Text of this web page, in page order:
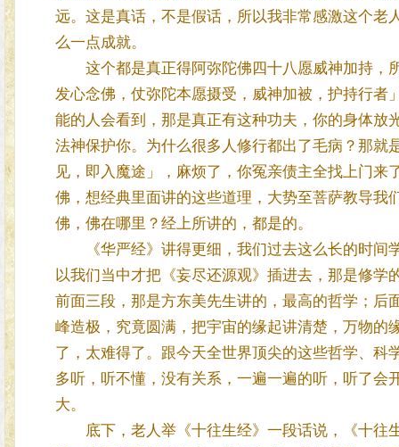
远。这是真话，不是假话，所以我非常感激这个老
么一点成就。
这个都是真正得阿弥陀佛四十八愿威神加持，
发心念佛，仗弥陀本愿摄受，威神加被，护持行者
能的人会看到，那是真正有这种功夫，你的身体放
法神保护你。为什么很多人修行都出了毛病？那就
见，即入魔途」，麻烦了，你冤亲债主全找上门
佛，想经典里面讲的这些道理，大势至菩萨教导我
佛，佛在哪里？经上所讲的，都是的。
《华严经》讲得更细，我们过去这么长的时间
以我们当中才把《妄尽还源观》插进去，那是修
前面三段，那是方东美先生讲的，最高的哲学；后
峰造极，究竟圆满，把宇宙的缘起讲清楚，万物的
了，太难得了。跟今天全世界顶尖的这些哲学、
多听，听不懂，没有关系，一遍一遍的听，听了
大。
底下，老人举《十往生经》一段话说，《十往